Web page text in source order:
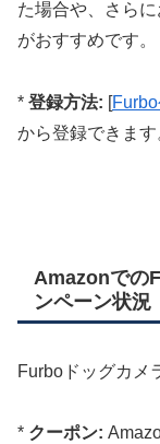
た場合や、さら
がおすすめです。
* 登録方法: [Furbo
から登録できます
Amazonでの
ンペーン状況
Furboドッグカメ
* クーポン: